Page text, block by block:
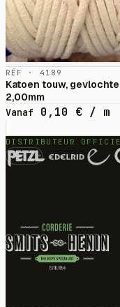
RÉF · 4189
Katoen touw,
2,00mm
Vanaf
0,10 € / m
DISTRIBUTEUR